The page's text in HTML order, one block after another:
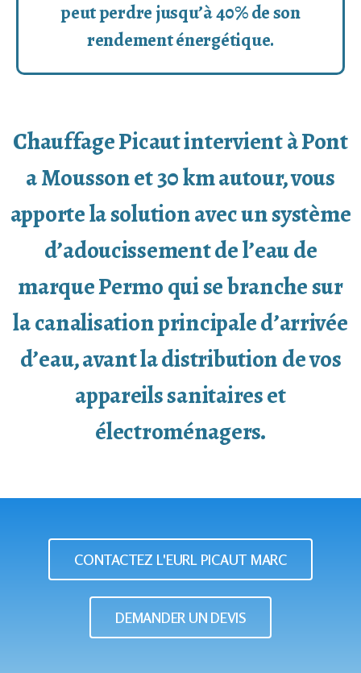
peut perdre jusqu’à 40% de son
rendement énergétique.
Chauffage Picaut intervient à Pont
a Mousson et 30 km autour, vous
apporte la solution avec un système
d’adoucissement de l’eau de
marque Permo qui se branche sur
la canalisation principale d’arrivée
d’eau, avant la distribution de vos
appareils sanitaires et
électroménagers.
CONTACTEZ L'EURL PICAUT MARC
DEMANDER UN DEVIS